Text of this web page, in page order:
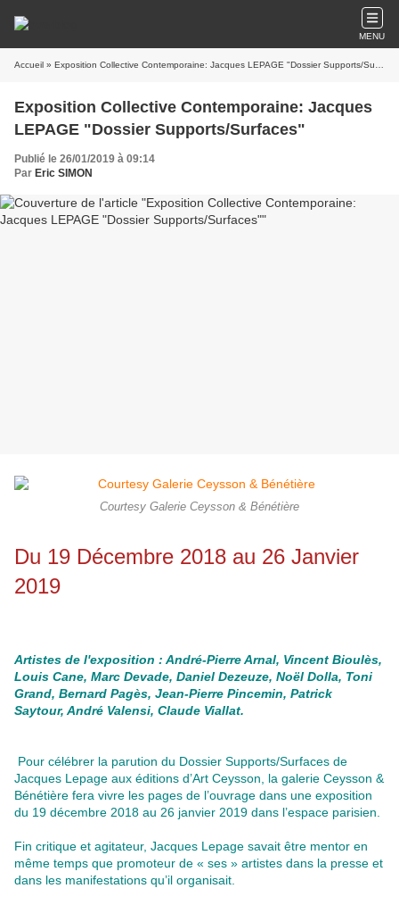
MENU
Accueil » Exposition Collective Contemporaine: Jacques LEPAGE "Dossier Supports/Surfaces"
Exposition Collective Contemporaine: Jacques
LEPAGE "Dossier Supports/Surfaces"
Publié le 26/01/2019 à 09:14
Par Eric SIMON
Courtesy Galerie Ceysson & Bénétière
Du 19 Décembre 2018 au 26 Janvier
2019
Artistes de l'exposition : André-Pierre Arnal, Vincent Bioulès,
Louis Cane, Marc Devade, Daniel Dezeuze, Noël Dolla, Toni
Grand, Bernard Pagès, Jean-Pierre Pincemin, Patrick
Saytour, André Valensi, Claude Viallat.
Pour célébrer la parution du Dossier Supports/Surfaces de
Jacques Lepage aux éditions d’Art Ceysson, la galerie Ceysson &
Bénétière fera vivre les pages de l’ouvrage dans une exposition
du 19 décembre 2018 au 26 janvier 2019 dans l’espace parisien.
Fin critique et agitateur, Jacques Lepage savait être mentor en
même temps que promoteur de « ses » artistes dans la presse et
dans les manifestations qu’il organisait.